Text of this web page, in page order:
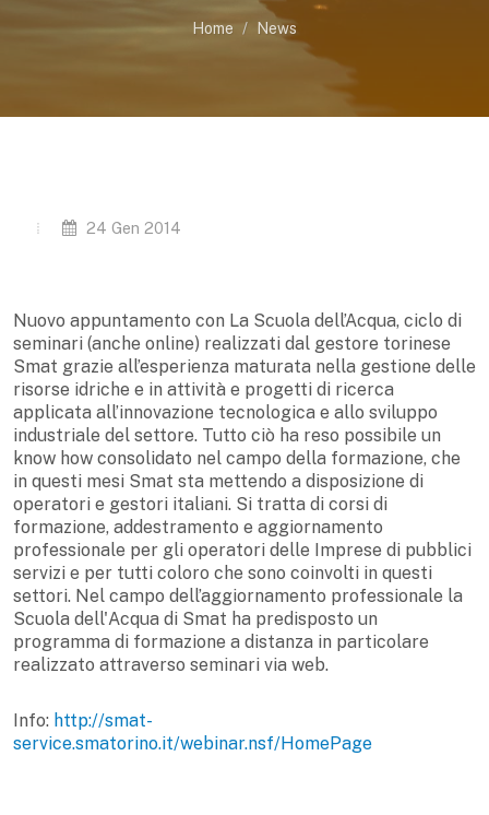
Home News
24 Gen 2014
Nuovo appuntamento con La Scuola dell’Acqua, ciclo di
seminari (anche online) realizzati dal gestore torinese
Smat grazie all’esperienza maturata nella gestione delle
risorse idriche e in attività e progetti di ricerca
applicata all’innovazione tecnologica e allo sviluppo
industriale del settore. Tutto ciò ha reso possibile un
know how consolidato nel campo della formazione, che
in questi mesi Smat sta mettendo a disposizione di
operatori e gestori italiani. Si tratta di corsi di
formazione, addestramento e aggiornamento
professionale per gli operatori delle Imprese di pubblici
servizi e per tutti coloro che sono coinvolti in questi
settori. Nel campo dell’aggiornamento professionale la
Scuola dell'Acqua di Smat ha predisposto un
programma di formazione a distanza in particolare
realizzato attraverso seminari via web.
Info: http://smat-
service.smatorino.it/webinar.nsf/HomePage